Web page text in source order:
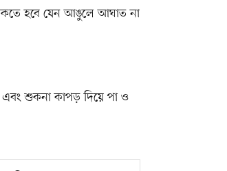
হবে যেন আঙুলে আঘাত না
এবং শুকনা কাপড় দিয়ে পা ও